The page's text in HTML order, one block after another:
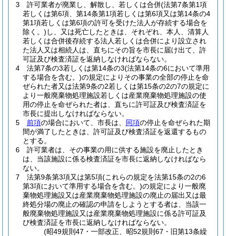
3
許可業者が廃業し、解散し、若しくは合併(法第7条第1項
若しくは第6項、第14条第1項若しくは第6項又は第14条の4
第1項若しくは第6項の許可を受けた法人が存続する場合を
除く。) し、又は死亡したときは、それぞれ、本人、清算人
若しくは合併後存続する法人若しくは合併により設立され
た法人又は相続人は、直ちにその旨を市長に届け出て、許
可証及び検査済証を返納しなければならない。
4
法第7条の3若しくは第14条の3(法第14条の6において準用
する場合を含む。)の規定によりその事業の全部の停止を命
ぜられた者又は法第9条の2若しくは第15条の2の7の規定に
より一般廃棄物処理施設若しくは産業廃棄物処理施設の使
用の停止を命ぜられた者は、直ちに許可証及び検査済証を
市長に提出しなければならない。
5
前項の場合において、市長は、 同項の停止を命ぜられた期
間が満了したときは、許可証及び検査済証を返還するもの
とする。
6
許可業者は、その事業の用に供する施設を廃止したとき
は、当該施設に係る検査済証を市長に返納しなければなら
ない。
7
法第9条第3項又は第5項(これらの規定を法第15条の2の6
第3項において準用する場合を含む。)の規定により一般廃
棄物処理施設又は産業廃棄物処理施設の廃止の届出又は最
終処分場の廃止の確認の申請をしようとする者は、当該一
般廃棄物処理施設又は産業廃棄物処理施設に係る許可証及
び検査済証を市長に返納しなければならない。
(昭49規則47・一部改正、昭52規則67・旧第13条繰